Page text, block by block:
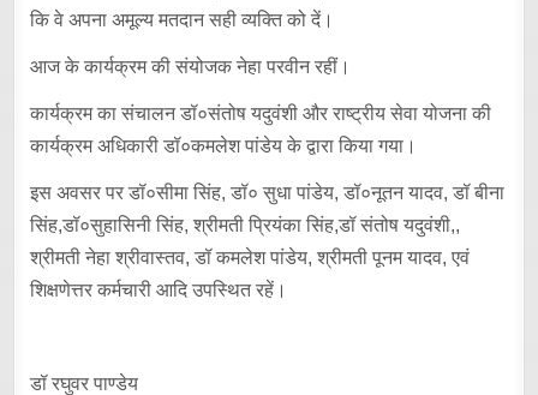
कि वे अपना अमूल्य मतदान सही व्यक्ति को दें।
आज के कार्यक्रम की संयोजक नेहा परवीन रहीं।
कार्यक्रम का संचालन डॉ०संतोष यदुवंशी और राष्ट्रीय सेवा योजना की
कार्यक्रम अधिकारी डॉ०कमलेश पांडेय के द्वारा किया गया।
इस अवसर पर डॉ०सीमा सिंह, डॉ० सुधा पांडेय, डॉ०नूतन यादव, डॉ बीना
सिंह,डॉ०सुहासिनी सिंह, श्रीमती प्रियंका सिंह,डॉ संतोष यदुवंशी,,
श्रीमती नेहा श्रीवास्तव, डॉ कमलेश पांडेय, श्रीमती पूनम यादव, एवं
शिक्षणेत्तर कर्मचारी आदि उपस्थित रहें।
डॉ रघुवर पाण्डेय